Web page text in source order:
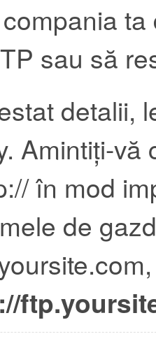
sau să
detalii,
Amintiți-
în mod
de